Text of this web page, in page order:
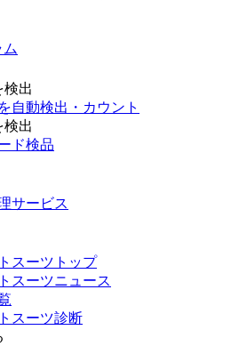
ム
検出
自動検出・カウント
検出
ド検品
サービス
スーツトップ
スーツニュース
スーツ診断